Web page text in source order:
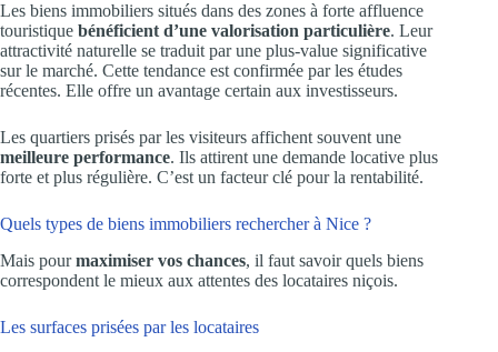
Les biens immobiliers situés dans des zones à forte affluence
touristique bénéficient d’une valorisation particulière. Leur
attractivité naturelle se traduit par une plus-value significative
sur le marché. Cette tendance est confirmée par les études
récentes. Elle offre un avantage certain aux investisseurs.
Les quartiers prisés par les visiteurs affichent souvent une
meilleure performance. Ils attirent une demande locative plus
forte et plus régulière. C’est un facteur clé pour la rentabilité.
Quels types de biens immobiliers rechercher à Nice ?
Mais pourmaximiser vos chances, il faut savoir quels biens
correspondent le mieux aux attentes des locataires niçois.
Les surfaces prisées par les locataires